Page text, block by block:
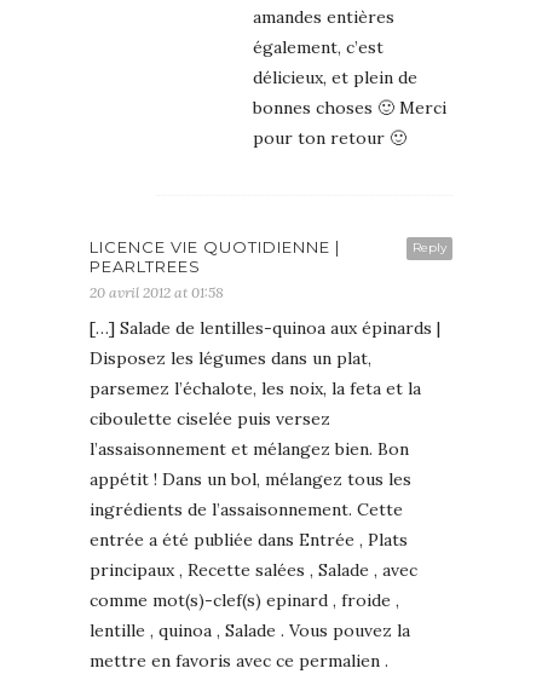
amandes entières
également, c’est
délicieux, et plein de
bonnes choses 🙂 Merci
pour ton retour 🙂
Reply
LICENCE VIE QUOTIDIENNE |
PEARLTREES
20 avril 2012 at 01:58
[…] Salade de lentilles-quinoa aux épinards |
Disposez les légumes dans un plat,
parsemez l’échalote, les noix, la feta et la
ciboulette ciselée puis versez
l’assaisonnement et mélangez bien. Bon
appétit ! Dans un bol, mélangez tous les
ingrédients de l’assaisonnement. Cette
entrée a été publiée dans Entrée , Plats
principaux , Recette salées , Salade , avec
comme mot(s)-clef(s) epinard , froide ,
lentille , quinoa , Salade . Vous pouvez la
mettre en favoris avec ce permalien .